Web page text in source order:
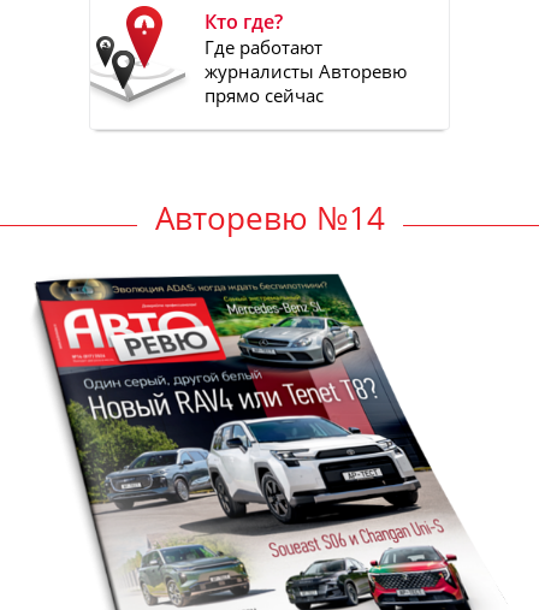
Кто где?
Где работают
журналисты Авторевю
прямо сейчас
Авторевю №14